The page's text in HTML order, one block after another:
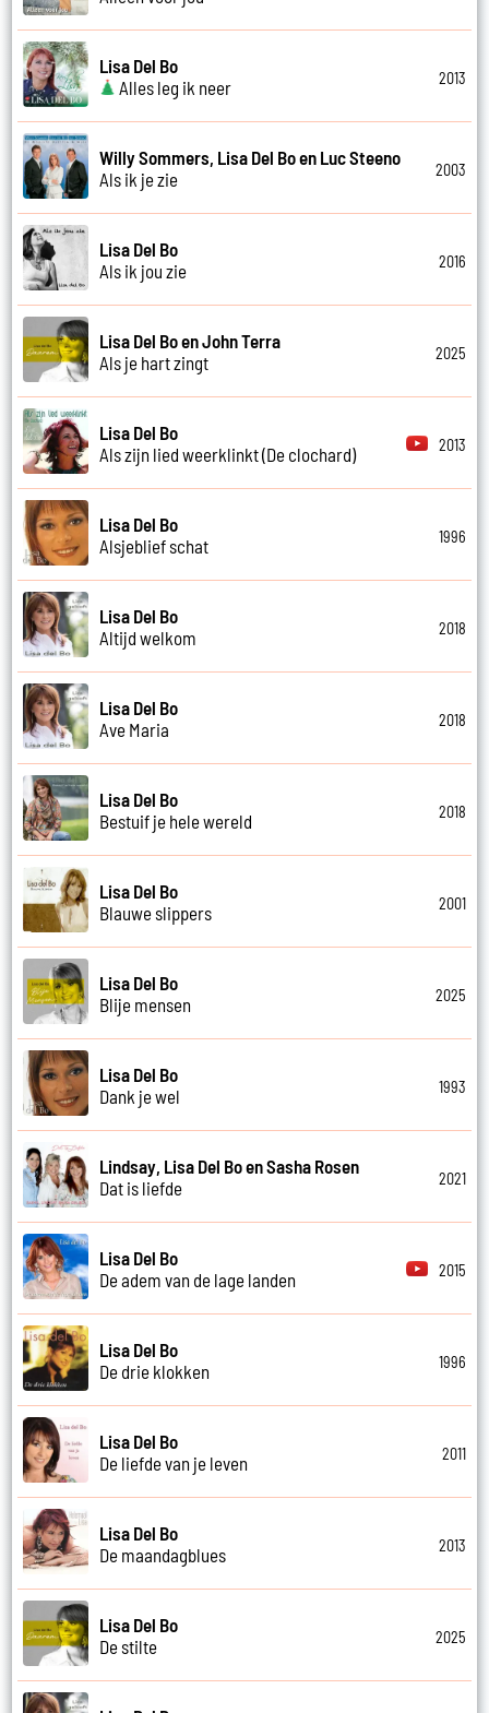
Lisa Del Bo
Alles leg ik neer
2013
Willy Sommers, Lisa Del Bo en Luc Steeno
Als ik je zie
2003
Lisa Del Bo
Als ik jou zie
2016
Lisa Del Bo en John Terra
Als je hart zingt
2025
Lisa Del Bo
Als zijn lied weerklinkt (De clochard)
2013
Lisa Del Bo
Alsjeblief schat
1996
Lisa Del Bo
Altijd welkom
2018
Lisa Del Bo
Ave Maria
2018
Lisa Del Bo
Bestuif je hele wereld
2018
Lisa Del Bo
Blauwe slippers
2001
Lisa Del Bo
Blije mensen
2025
Lisa Del Bo
Dank je wel
1993
Lindsay, Lisa Del Bo en Sasha Rosen
Dat is liefde
2021
Lisa Del Bo
De adem van de lage landen
2015
Lisa Del Bo
De drie klokken
1996
Lisa Del Bo
De liefde van je leven
2011
Lisa Del Bo
De maandagblues
2013
Lisa Del Bo
De stilte
2025